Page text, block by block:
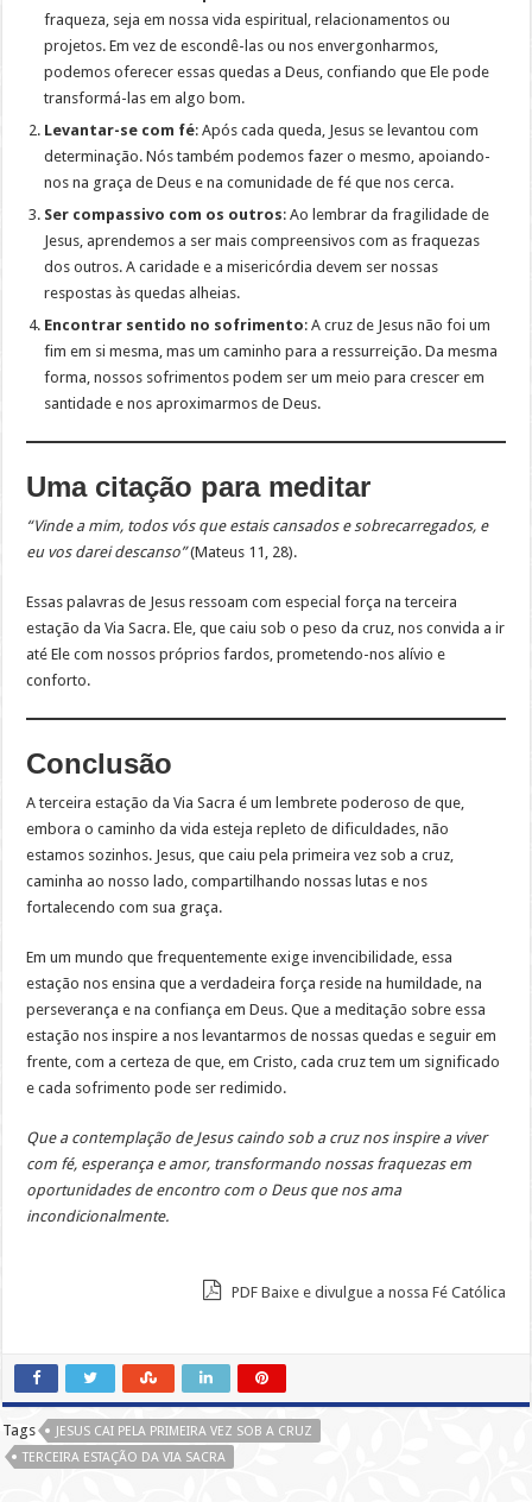
fraqueza, seja em nossa vida espiritual, relacionamentos ou
projetos. Em vez de escondê-las ou nos envergonharmos,
podemos oferecer essas quedas a Deus, confiando que Ele pode
transformá-las em algo bom.
Levantar-se com fé: Após cada queda, Jesus se levantou com
determinação. Nós também podemos fazer o mesmo, apoiando-
nos na graça de Deus e na comunidade de fé que nos cerca.
Ser compassivo com os outros: Ao lembrar da fragilidade de
Jesus, aprendemos a ser mais compreensivos com as fraquezas
dos outros. A caridade e a misericórdia devem ser nossas
respostas às quedas alheias.
Encontrar sentido no sofrimento: A cruz de Jesus não foi um
fim em si mesma, mas um caminho para a ressurreição. Da mesma
forma, nossos sofrimentos podem ser um meio para crescer em
santidade e nos aproximarmos de Deus.
Uma citação para meditar
“Vinde a mim, todos vós que estais cansados e sobrecarregados, e
eu vos darei descanso”(Mateus 11, 28).
Essas palavras de Jesus ressoam com especial força na terceira
estação da Via Sacra. Ele, que caiu sob o peso da cruz, nos convida a ir
até Ele com nossos próprios fardos, prometendo-nos alívio e
conforto.
Conclusão
A terceira estação da Via Sacra é um lembrete poderoso de que,
embora o caminho da vida esteja repleto de dificuldades, não
estamos sozinhos. Jesus, que caiu pela primeira vez sob a cruz,
caminha ao nosso lado, compartilhando nossas lutas e nos
fortalecendo com sua graça.
Em um mundo que frequentemente exige invencibilidade, essa
estação nos ensina que a verdadeira força reside na humildade, na
perseverança e na confiança em Deus. Que a meditação sobre essa
estação nos inspire a nos levantarmos de nossas quedas e seguir em
frente, com a certeza de que, em Cristo, cada cruz tem um significado
e cada sofrimento pode ser redimido.
Que a contemplação de Jesus caindo sob a cruz nos inspire a viver
com fé, esperança e amor, transformando nossas fraquezas em
oportunidades de encontro com o Deus que nos ama
incondicionalmente.
PDF Baixe e divulgue a nossa Fé Católica
Tags
JESUS CAI PELA PRIMEIRA VEZ SOB A CRUZ
TERCEIRA ESTAÇÃO DA VIA SACRA